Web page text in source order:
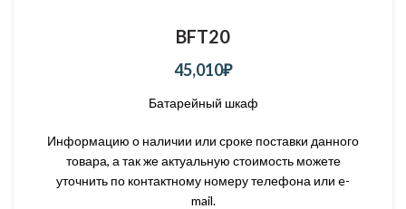
BFT20
45,010₽
Батарейный шкаф
Информацию о наличии или сроке поставки данного
товара, а так же актуальную стоимость можете
уточнить по контактному номеру телефона или e-
mail.